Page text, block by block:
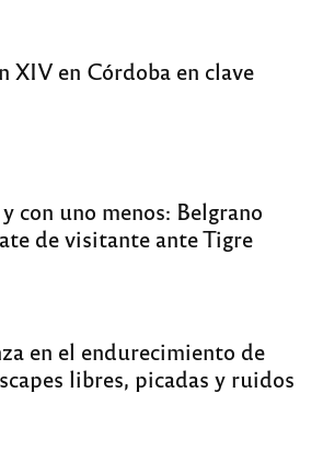
XIV en Córdoba en clave
con uno menos: Belgrano
de visitante ante Tigre
en el endurecimiento de
libres, picadas y ruidos